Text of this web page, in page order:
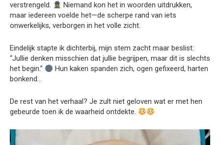
verstrengeld.
Niemand kon het in woorden uitdrukken,
maar iedereen voelde het—de scherpe rand van iets
onwerkelijks, verborgen in het volle zicht.
Eindelijk stapte ik dichterbij, mijn stem zacht maar beslist:
“Jullie denken misschien dat jullie begrijpen, maar dit is slechts
het begin.”
Hun kaken spanden zich, ogen gefixeerd, harten
bonkend…
De rest van het verhaal? Je zult niet geloven wat er met hen
gebeurde toen ik de waarheid ontdekte.